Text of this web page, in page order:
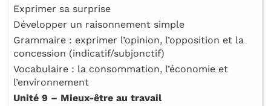
Exprimer sa surprise
Développer un raisonnement simple
Grammaire : exprimer l’opinion, l’opposition et la
concession (indicatif/subjonctif)
Vocabulaire : la consommation, l’économie et
l’environnement
Unité 9 – Mieux-être au travail